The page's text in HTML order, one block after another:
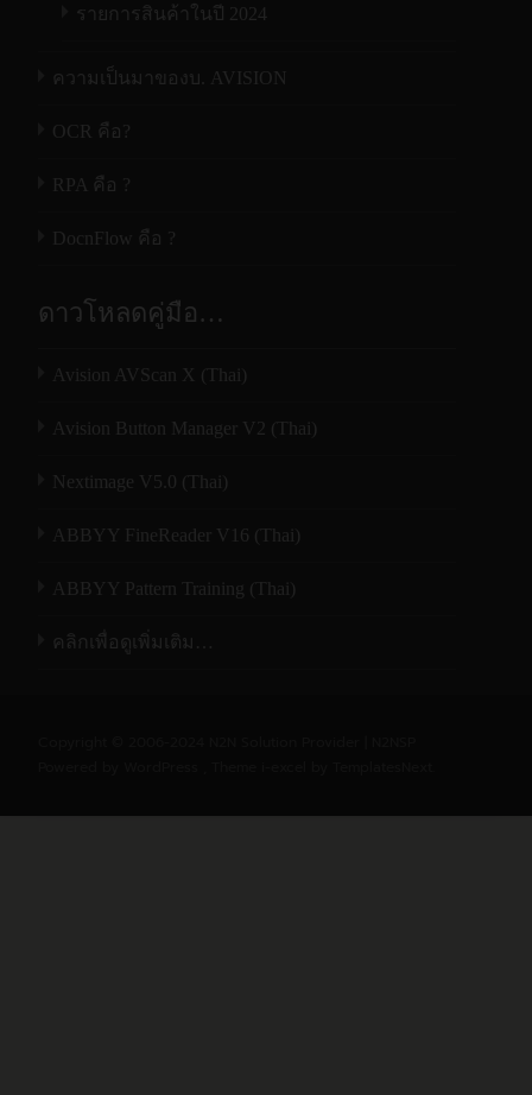
รายการสินค้าในปี 2024
ความเป็นมาของบ. AVISION
OCR คือ?
RPA คือ ?
DocnFlow คือ ?
ดาวโหลดคู่มือ…
Avision AVScan X (Thai)
Avision Button Manager V2 (Thai)
Nextimage V5.0 (Thai)
ABBYY FineReader V16 (Thai)
ABBYY Pattern Training (Thai)
คลิกเพื่อดูเพิ่มเติม…